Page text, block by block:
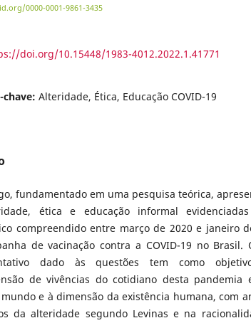
0000-0001-9861-3435
doi.org/10.15448/1983-4012.2022.1.41771
chave: Alteridade, Ética, Educação COVID-19
fundamentado em uma pesquisa teórica,
ética e educação informal
compreendido entre março de 2020 e janeiro
de vacinação contra a COVID-19 no Brasil.
dado às questões tem como
de vivências do cotidiano desta pandemia
e à dimensão da existência humana, com
da alteridade segundo Levinas e na